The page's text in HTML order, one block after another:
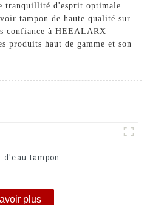
tranquillité d'esprit optimale.
tampon de haute qualité sur
confiance à HEEALARX
produits haut de gamme et son
d'eau tampon
plus